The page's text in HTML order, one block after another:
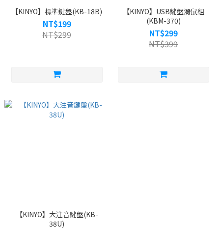
【KINYO】標準鍵盤(KB-18B)
NT$199
NT$299
【KINYO】USB鍵盤滑鼠組
(KBM-370)
NT$299
NT$399
【KINYO】大注音鍵盤(KB-
38U)